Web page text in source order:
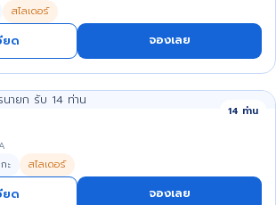
สไลเดอร์
ยด จองเลย
14 ท่าน
ะ สไลเดอร์
ยด จองเลย